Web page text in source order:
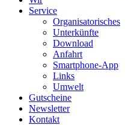
Service
Organisatorisches
Unterkünfte
Download
Anfahrt
Smartphone-App
Links
Umwelt
Gutscheine
Newsletter
Kontakt